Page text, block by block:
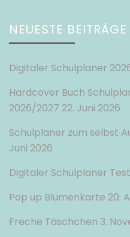
NEUESTE BEITRÄGE
Digitaler Schulplaner
Hardcover Buch
2026/2027 22. Juni 2026
Schulplaner zum selbst
Juni 2026
Digitaler Schulplaner
Pop up Blumenkarte 20.
Freche Täschchen 3.